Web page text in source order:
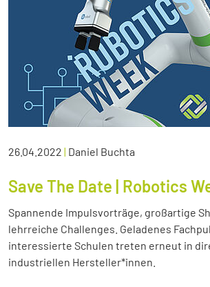
26.04.2022 | Daniel Buchta
Save The Date | Robotics
Spannende Impulsvorträge, großartige
lehrreiche Challenges. Geladenes
interessierte Schulen treten erneut in
industriellen Hersteller*innen.